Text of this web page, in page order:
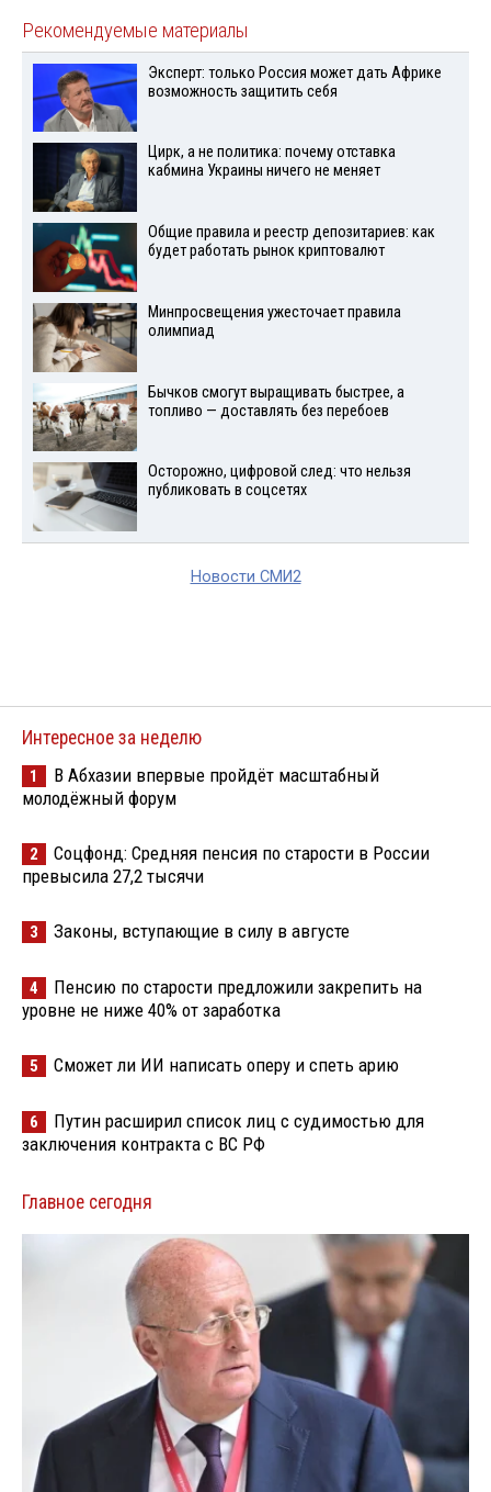
Рекомендуемые материалы
Эксперт: только Россия может дать Африке
возможность защитить себя
Цирк, а не политика: почему отставка
кабмина Украины ничего не меняет
Общие правила и реестр депозитариев: как
будет работать рынок криптовалют
Минпросвещения ужесточает правила
олимпиад
Бычков смогут выращивать быстрее, а
топливо — доставлять без перебоев
Осторожно, цифровой след: что нельзя
публиковать в соцсетях
Новости СМИ2
Интересное за неделю
1
В Абхазии впервые пройдёт масштабный
молодёжный форум
2
Соцфонд: Средняя пенсия по старости в России
превысила 27,2 тысячи
3 Законы, вступающие в силу в августе
4
Пенсию по старости предложили закрепить на
уровне не ниже 40% от заработка
5 Сможет ли ИИ написать оперу и спеть арию
6
Путин расширил список лиц с судимостью для
заключения контракта с ВС РФ
Главное сегодня